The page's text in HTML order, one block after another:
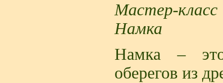
Мастер-
Намка
Намка – это
оберегов из